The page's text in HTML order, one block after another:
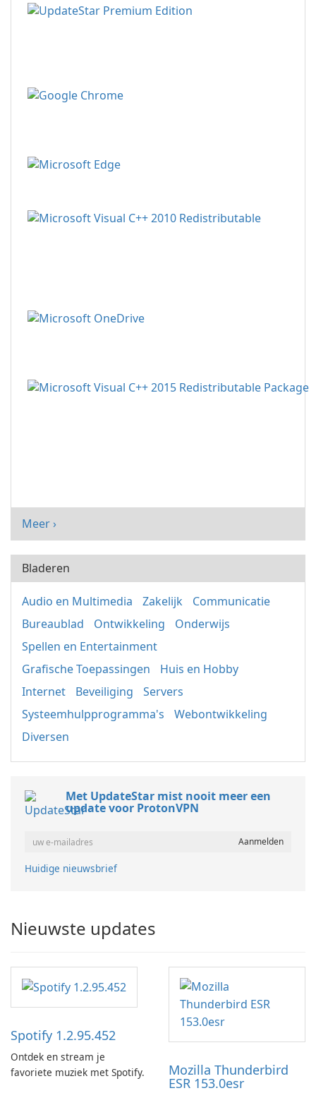
Meer ›
Bladeren
Audio en Multimedia Zakelijk
Communicatie
Bureaublad
Ontwikkeling
Onderwijs
Spellen en Entertainment
Grafische Toepassingen
Huis en Hobby
Internet
Beveiliging
Servers
Systeemhulpprogramma's
Webontwikkeling
Diversen
Met UpdateStar mist nooit meer een
update voor ProtonVPN
Huidige nieuwsbrief
Nieuwste updates
Spotify 1.2.95.452
Ontdek en stream je
favoriete muziek met Spotify.
Mozilla Thunderbird
ESR 153.0esr